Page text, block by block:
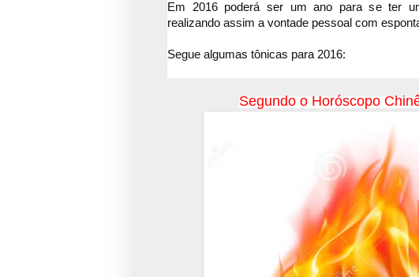
Em 2016 poderá ser um ano para se ter
realizando assim a vontade pessoal com
Segue algumas tônicas para 2016:
Segundo o Horóscopo